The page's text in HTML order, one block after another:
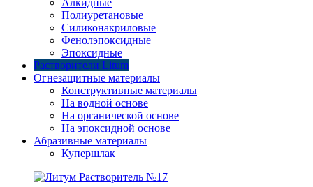
Полиуретановые
Силиконакриловые
Фенолэпоксидные
Эпоксидные
Растворители Litum
Огнезащитные материалы
Конструктивные материалы
На водной основе
На органической основе
На эпоксидной основе
Абразивные материалы
Купершлак